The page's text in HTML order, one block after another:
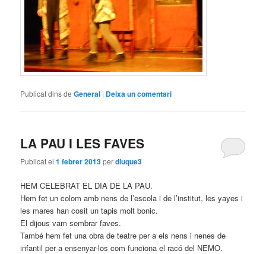
Publicat dins de General | Deixa un comentari
LA PAU I LES FAVES
Publicat el1 febrer 2013perdluque3
HEM CELEBRAT EL DIA DE LA PAU.
Hem fet un colom amb nens de l’escola i de l’institut, les yayes i
les mares han cosit un tapis molt bonic.
El dijous vam sembrar faves.
També hem fet una obra de teatre per a els nens i nenes de
infantil per a ensenyar-los com funciona el racó del NEMO.